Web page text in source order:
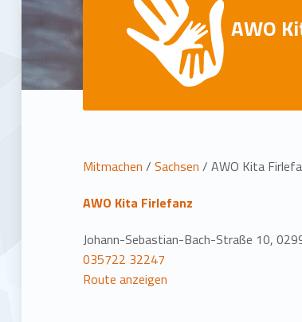
AWO
L
o
c
a
Mitmachen /Sachsen /AWO Kita
AWO Kita Firlefanz
Johann-Sebastian-Bach-Straße 10,
035722 32247
Route anzeigen